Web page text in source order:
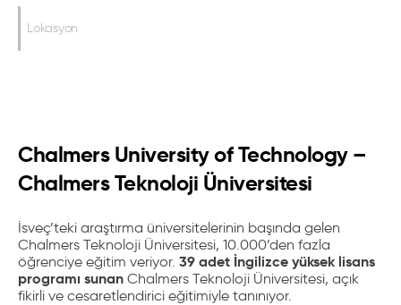
Lokasyon
Chalmers University of Technology –
Chalmers Teknoloji Üniversitesi
İsveç’teki araştırma üniversitelerinin başında gelen
Chalmers Teknoloji Üniversitesi, 10.000’den fazla
öğrenciye eğitim veriyor. 39 adet İngilizce yüksek lisans
programı sunan Chalmers Teknoloji Üniversitesi, açık
fikirli ve cesaretlendirici eğitimiyle tanınıyor.